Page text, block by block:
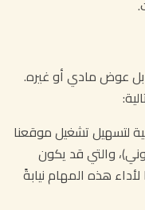
عوض مادي أو غيره.
لتسهيل تشغيل موقعنا
والتي قد يكون
هذه المهام نيابةً